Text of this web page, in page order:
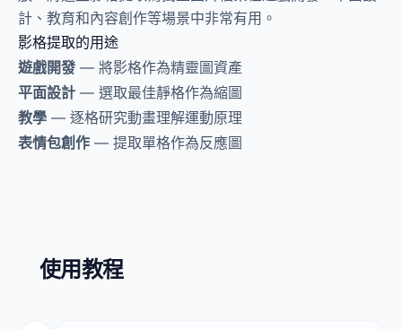
計、教育和內容創作等場景中非常有用。
影格提取的用途
遊戲開發 — 將影格作為精靈圖資產
平面設計 — 選取最佳靜格作為縮圖
教學 — 逐格研究動畫理解運動原理
表情包創作 — 提取單格作為反應圖
使用教程